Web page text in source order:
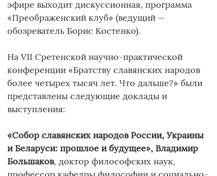
эфире выходит дискуссионная, программа
«Преображенский клуб» (ведущий —
обозреватель Борис Костенко).
На VII Сретенской научно-практической
конференции «Братству славянских народов
более четырех тысяч лет. Что дальше?» были
представлены следующие доклады и
выступления:
«Собор славянских народов России, Украины
и Беларуси: прошлое и будущее», Владимир
Большаков, доктор философских наук,